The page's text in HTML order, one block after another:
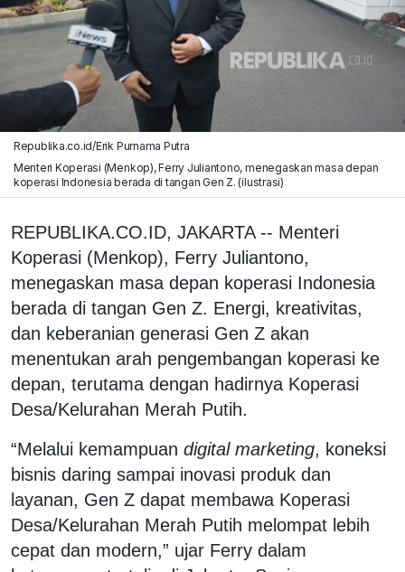
Republika.co.id/Erik Purnama Putra
Menteri Koperasi (Menkop), Ferry Juliantono, menegaskan masa depan
koperasi Indonesia berada di tangan Gen Z. (ilustrasi)
REPUBLIKA.CO.ID, JAKARTA -- Menteri
Koperasi (Menkop), Ferry Juliantono,
menegaskan masa depan koperasi Indonesia
berada di tangan Gen Z. Energi, kreativitas,
dan keberanian generasi Gen Z akan
menentukan arah pengembangan koperasi ke
depan, terutama dengan hadirnya Koperasi
Desa/Kelurahan Merah Putih.
“Melalui kemampuan digital marketing, koneksi
bisnis daring sampai inovasi produk dan
layanan, Gen Z dapat membawa Koperasi
Desa/Kelurahan Merah Putih melompat lebih
cepat dan modern,” ujar Ferry dalam